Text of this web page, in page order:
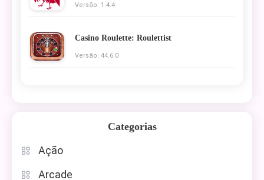
Versão: 1.4.4
Casino Roulette: Roulettist
Versão: 44.6.0
Categorias
Ação
Arcade